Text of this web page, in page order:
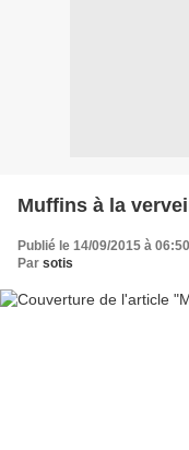
Muffins à la
Publié le 14/09/2015 à 06:50
Par sotis